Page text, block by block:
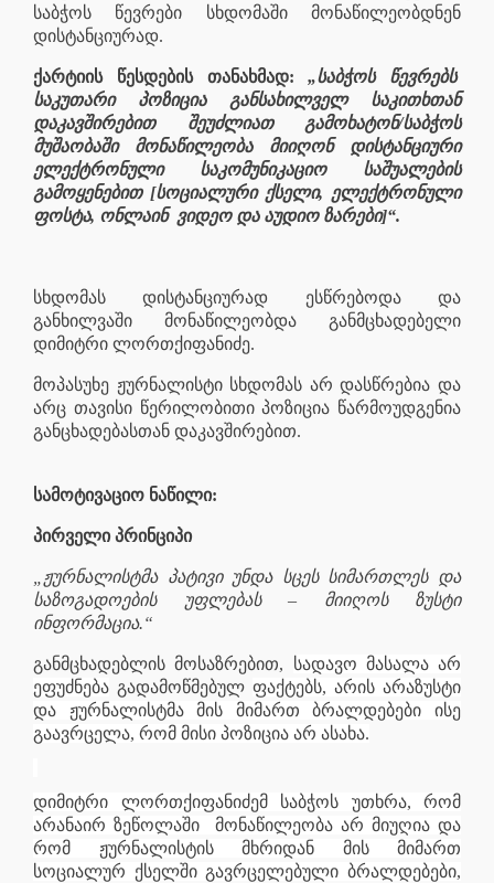
საბჭოს წევრები სხდომაში მონაწილეობდნენ
დისტანციურად.
ქარტიის წესდების თანახმად:„საბჭოს წევრებს
საკუთარი პოზიცია განსახილველ საკითხთან
დაკავშირებით შეუძლიათ გამოხატონ/საბჭოს
მუშაობაში მონაწილეობა მიიღონ დისტანციური
ელექტრონული საკომუნიკაციო საშუალების
გამოყენებით [სოციალური ქსელი, ელექტრონული
ფოსტა, ონლაინ ვიდეო და აუდიო ზარები]“.
სხდომას დისტანციურად ესწრებოდა და
განხილვაში მონაწილეობდა განმცხადებელი
დიმიტრი ლორთქიფანიძე.
მოპასუხე ჟურნალისტი სხდომას არ დასწრებია და
არც თავისი წერილობითი პოზიცია წარმოუდგენია
განცხადებასთან დაკავშირებით.
სამოტივაციო ნაწილი:
პირველი პრინციპი
„ჟურნალისტმა პატივი უნდა სცეს სიმართლეს და
საზოგადოების უფლებას – მიიღოს ზუსტი
ინფორმაცია.“
განმცხადებლის მოსაზრებით, სადავო მასალა არ
ეფუძნება გადამოწმებულ ფაქტებს, არის არაზუსტი
და ჟურნალისტმა მის მიმართ ბრალდებები ისე
გაავრცელა, რომ მისი პოზიცია არ ასახა.
დიმიტრი ლორთქიფანიძემ საბჭოს უთხრა, რომ
არანაირ ზეწოლაში
მონაწილეობა არ მიუღია და
რომ ჟურნალისტის მხრიდან მის მიმართ
სოციალურ ქსელში გავრცელებული ბრალდებები,